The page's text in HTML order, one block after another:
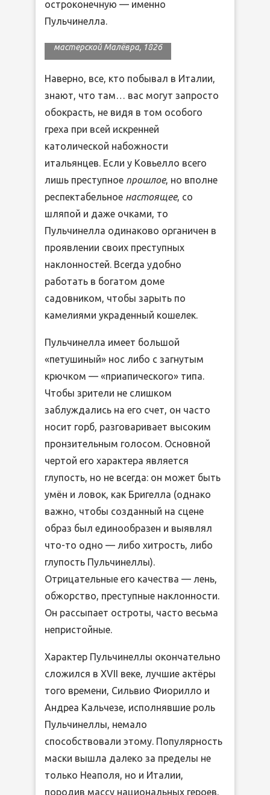
остроконечную — именно
Пульчинелла.
мастерской Малёвра, 1826
Наверно, все, кто побывал в Италии,
знают, что там… вас могут запросто
обокрасть, не видя в том особого
греха при всей искренней
католической набожности
итальянцев. Если у Ковьелло всего
лишь преступное прошлое, но вполне
респектабельное настоящее, со
шляпой и даже очками, то
Пульчинелла одинаково органичен в
проявлении своих преступных
наклонностей. Всегда удобно
работать в богатом доме
садовником, чтобы зарыть по
камелиями украденный кошелек.
Пульчинелла имеет большой
«петушиный» нос либо с загнутым
крючком — «приапического» типа.
Чтобы зрители не слишком
заблуждались на его счет, он часто
носит горб, разговаривает высоким
пронзительным голосом. Основной
чертой его характера является
глупость, но не всегда: он может быть
умён и ловок, как Бригелла (однако
важно, чтобы созданный на сцене
образ был единообразен и выявлял
что-то одно — либо хитрость, либо
глупость Пульчинеллы).
Отрицательные его качества — лень,
обжорство, преступные наклонности.
Он рассыпает остроты, часто весьма
непристойные.
Характер Пульчинеллы окончательно
сложился в XVII веке, лучшие актёры
того времени, Сильвио Фиорилло и
Андреа Кальчезе, исполнявшие роль
Пульчинеллы, немало
способствовали этому. Популярность
маски вышла далеко за пределы не
только Неаполя, но и Италии,
породив массу национальных героев.